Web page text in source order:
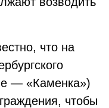
что на
— «Каменка»)
чтобы